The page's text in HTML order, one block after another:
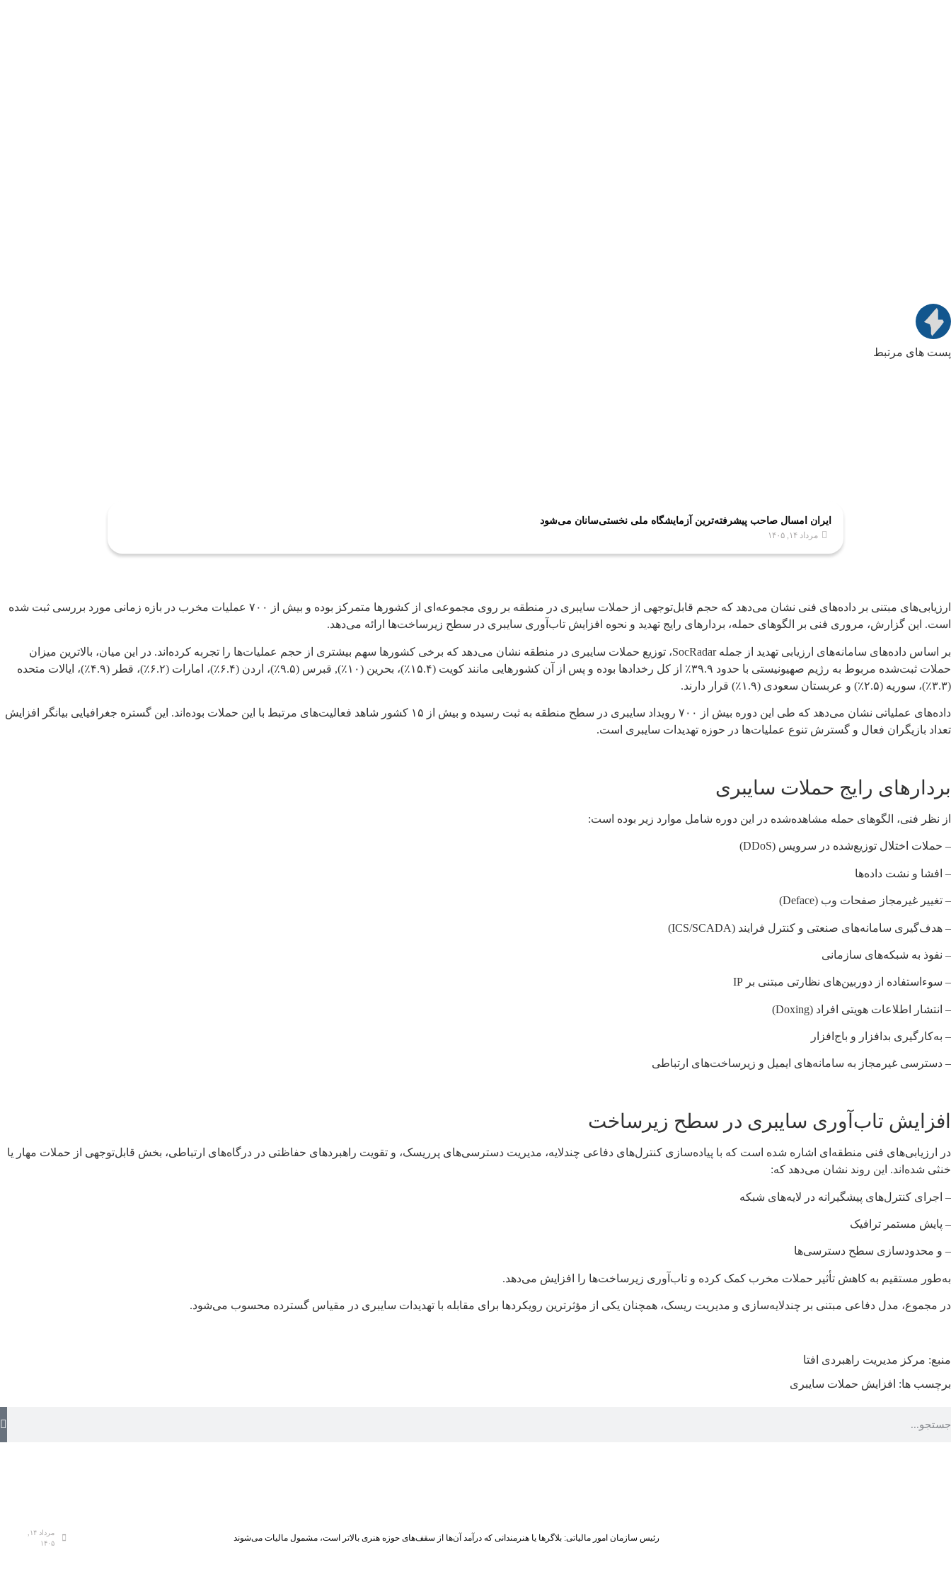
پست های مرتبط
ایران امسال صاحب پیشرفته‌ترین آزمایشگاه ملی نخستی‌سانان می‌شود
مرداد ۱۴, ۱۴۰۵
ارزیابی‌های مبتنی بر داده‌های فنی نشان می‌دهد که حجم قابل‌توجهی از حملات سایبری در منطقه بر روی مجموعه‌ای از کشورها متمرکز بوده و بیش از ۷۰۰ عملیات مخرب در بازه زمانی مورد بررسی ثبت شده
است. این گزارش، مروری فنی بر الگوهای حمله، بردارهای رایج تهدید و نحوه افزایش تاب‌آوری سایبری در سطح زیرساخت‌ها ارائه می‌دهد.
بر اساس داده‌های سامانه‌های ارزیابی تهدید از جمله SocRadar، توزیع حملات سایبری در منطقه نشان می‌دهد که برخی کشورها سهم بیشتری از حجم عملیات‌ها را تجربه کرده‌اند. در این میان، بالاترین میزان
حملات ثبت‌شده مربوط به رژیم صهیونیستی با حدود ۳۹.۹٪ از کل رخدادها بوده و پس از آن کشورهایی مانند کویت (۱۵.۴٪)، بحرین (۱۰٪), قبرس (۹.۵٪)، اردن (۶.۴٪)، امارات (۶.۲٪)، قطر (۴.۹٪)، ایالات متحده
(۳.۳٪)، سوریه (۲.۵٪) و عربستان سعودی (۱.۹٪) قرار دارند.
داده‌های عملیاتی نشان می‌دهد که طی این دوره بیش از ۷۰۰ رویداد سایبری در سطح منطقه به ثبت رسیده و بیش از ۱۵ کشور شاهد فعالیت‌های مرتبط با این حملات بوده‌اند. این گستره جغرافیایی بیانگر افزایش
تعداد بازیگران فعال و گسترش تنوع عملیات‌ها در حوزه تهدیدات سایبری است.
بردارهای رایج حملات سایبری
از نظر فنی، الگوهای حمله مشاهده‌شده در این دوره شامل موارد زیر بوده است:
– حملات اختلال توزیع‌شده در سرویس (DDoS)
– افشا و نشت داده‌ها
– تغییر غیرمجاز صفحات وب (Deface)
– هدف‌گیری سامانه‌های صنعتی و کنترل فرایند (ICS/SCADA)
– نفوذ به شبکه‌های سازمانی
– سوءاستفاده از دوربین‌های نظارتی مبتنی بر IP
– انتشار اطلاعات هویتی افراد (Doxing)
– به‌کارگیری بدافزار و باج‌افزار
– دسترسی غیرمجاز به سامانه‌های ایمیل و زیرساخت‌های ارتباطی
افزایش تاب‌آوری سایبری در سطح زیرساخت
در ارزیابی‌های فنی منطقه‌ای اشاره شده است که با پیاده‌سازی کنترل‌های دفاعی چندلایه، مدیریت دسترسی‌های پرریسک، و تقویت راهبردهای حفاظتی در درگاه‌های ارتباطی، بخش قابل‌توجهی از حملات مهار یا
خنثی شده‌اند. این روند نشان می‌دهد که:
– اجرای کنترل‌های پیشگیرانه در لایه‌های شبکه
– پایش مستمر ترافیک
– و محدودسازی سطح دسترسی‌ها
به‌طور مستقیم به کاهش تأثیر حملات مخرب کمک کرده و تاب‌آوری زیرساخت‌ها را افزایش می‌دهد.
در مجموع، مدل دفاعی مبتنی بر چندلایه‌سازی و مدیریت ریسک، همچنان یکی از مؤثرترین رویکردها برای مقابله با تهدیدات سایبری در مقیاس گسترده محسوب می‌شود.
منبع: مرکز مدیریت راهبردی افتا
برچسب ها: افزایش حملات سایبری
رئیس سازمان امور مالیاتی: بلاگر‌ها یا هنرمندانی که درآمد آن‌ها از سقف‌های حوزه هنری بالاتر است، مشمول مالیات می‌شوند
۱۴۰۵